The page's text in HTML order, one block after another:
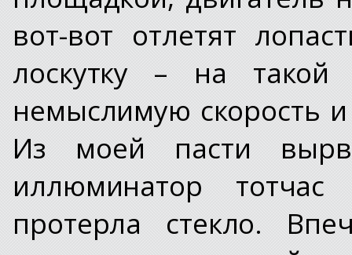
вот-вот отлетят
лоскутку – на такой
немыслимую скорость
Из моей пасти
иллюминатор
протерла стекло.